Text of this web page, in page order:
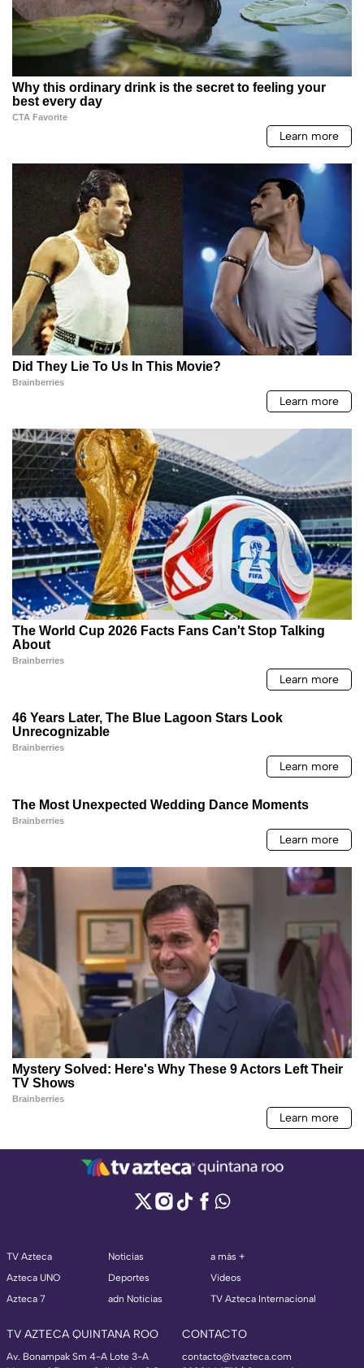
TV Azteca
Azteca UNO
Azteca 7
Noticias
Deportes
adn Noticias
a más +
Videos
TV Azteca Internacional
TV AZTECA QUINTANA ROO
Av. Bonampak Sm 4-A Lote 3-A
CONTACTO
contacto@tvazteca.com